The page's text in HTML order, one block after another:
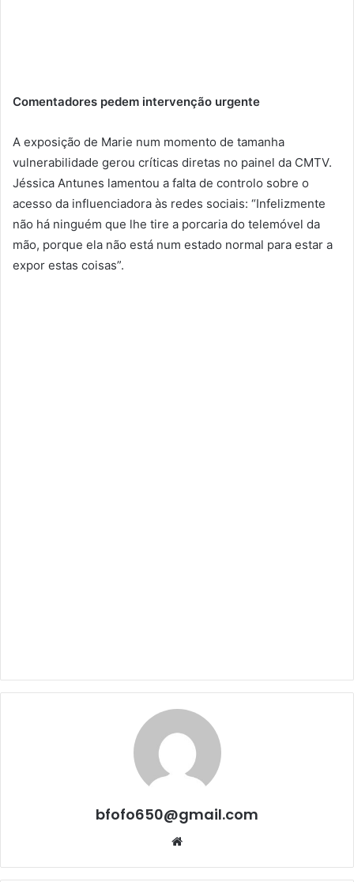
Comentadores pedem intervenção urgente
A exposição de Marie num momento de tamanha
vulnerabilidade gerou críticas diretas no painel da CMTV.
Jéssica Antunes lamentou a falta de controlo sobre o
acesso da influenciadora às redes sociais: “Infelizmente
não há ninguém que lhe tire a porcaria do telemóvel da
mão, porque ela não está num estado normal para estar a
expor estas coisas”.
bfofo650@gmail.com
Website